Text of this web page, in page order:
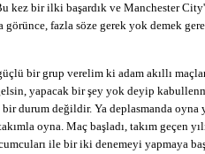
kez bir ilki başardık ve Manchester
fazla söze gerek yok demek
bir grup verelim ki adam akıllı
yapacak bir şey yok deyip
durum değildir. Ya deplasmanda
oyna. Maç başladı, takım geçen
ile bir iki denemeyi yapmaya